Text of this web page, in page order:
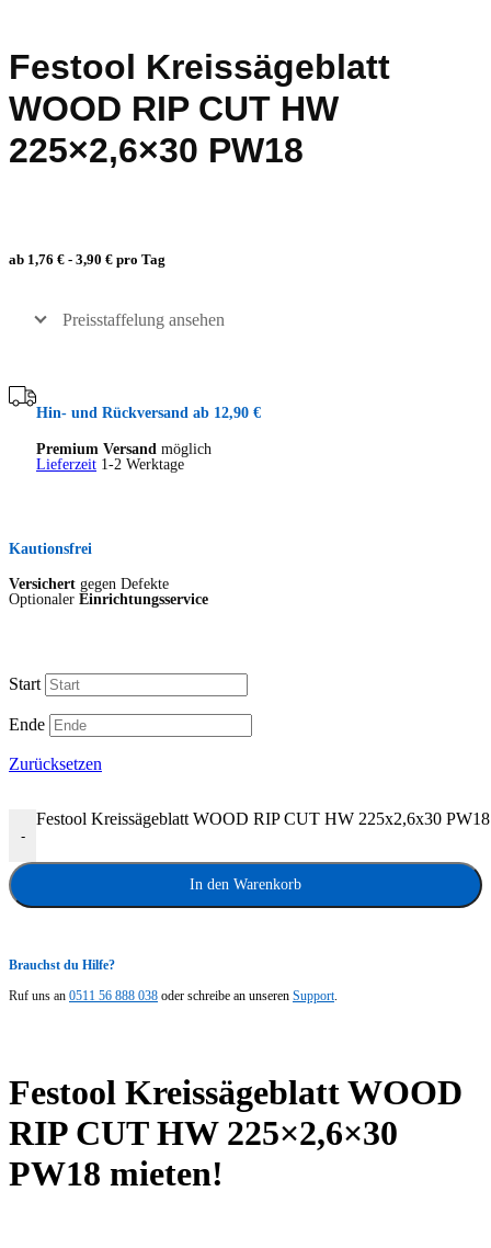
Festool Kreissägeblatt
WOOD RIP CUT HW
225×2,6×30 PW18
ab 1,76 € - 3,90 € pro Tag
Preisstaffelung ansehen
Hin- und Rückversand ab 12,90 €
Premium Versand möglich
Lieferzeit 1-2 Werktage
Kautionsfrei
Versichert gegen Defekte
Optionaler Einrichtungsservice
Start
Ende
Zurücksetzen
-
Festool Kreissägeblatt WOOD RIP CUT HW 225x2,6x30
In den Warenkorb
Brauchst du Hilfe?
Ruf uns an 0511 56 888 038 oder schreibe an unseren Support.
Festool Kreissägeblatt WOOD
RIP CUT HW 225×2,6×30
PW18 mieten!